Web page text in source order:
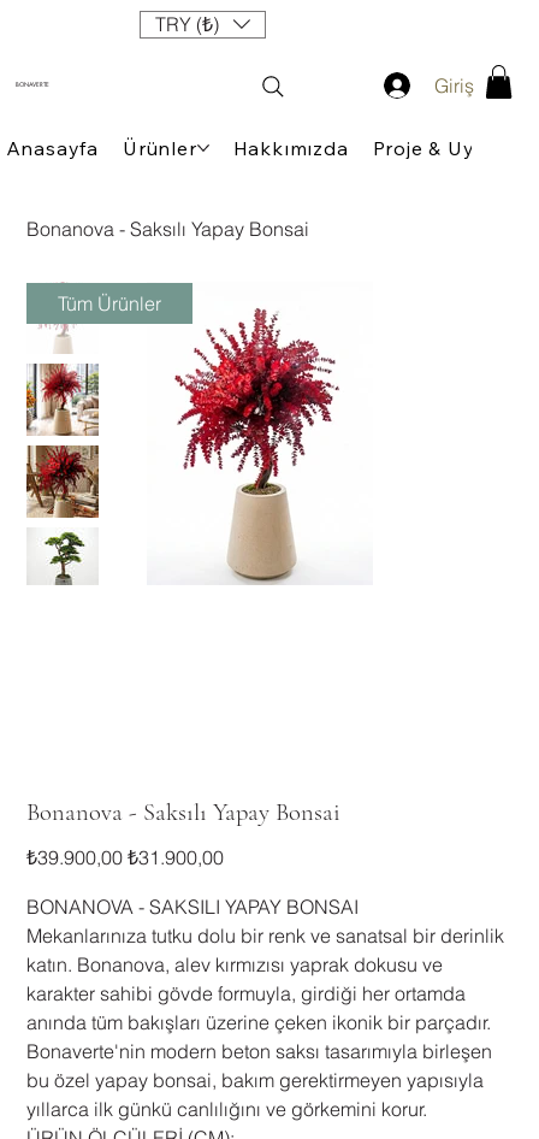
TRY (₺)
BONAVERTE Giriş
Anasayfa Ürünler Hakkımızda Proje &
Bonanova - Saksılı Yapay Bonsai
Bonanova - Saksılı Yapay Bonsai
Orijinal
fiyat
₺39.900,00 İndirimli
fiyat
₺31.900,00
BONANOVA - SAKSILI YAPAY BONSAI
​Mekanlarınıza tutku dolu bir renk ve sanatsal bir derinlik
katın. Bonanova, alev kırmızısı yaprak dokusu ve
karakter sahibi gövde formuyla, girdiği her ortamda
anında tüm bakışları üzerine çeken ikonik bir parçadır.
Bonaverte'nin modern beton saksı tasarımıyla birleşen
bu özel yapay bonsai, bakım gerektirmeyen yapısıyla
yıllarca ilk günkü canlılığını ve görkemini korur.
Tüm Ürünler